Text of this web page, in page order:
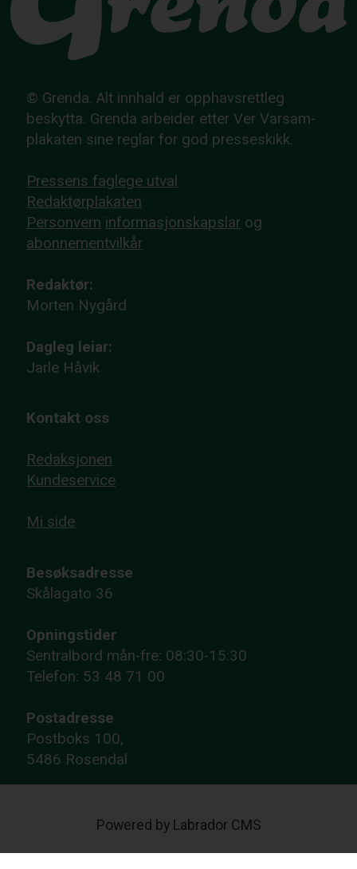
© Grenda. Alt innhald er opphavsrettleg
beskytta. Grenda arbeider etter Ver Varsam-
plakaten sine reglar for god presseskikk.
Pressens faglege utval
Redaktørplakaten
Personvern informasjonskapslar og
abonnementvilkår
Redaktør:
Morten Nygård
Dagleg leiar:
Jarle Håvik
Kontakt oss
Redaksjonen
Kundeservice
Mi side
Besøksadresse
Skålagato 36
Opningstider
Sentralbord mån-fre: 08:30-15:30
Telefon: 53 48 71 00
Postadresse
Postboks 100,
5486 Rosendal
Powered by Labrador CMS